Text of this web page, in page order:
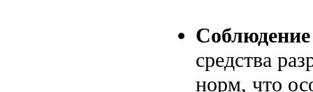
средства
норм, что